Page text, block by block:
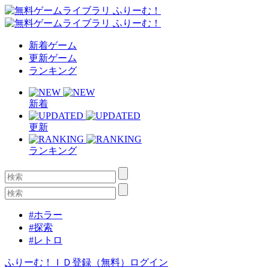
新着ゲーム
更新ゲーム
ランキング
新着
更新
ランキング
#ホラー
#探索
#レトロ
ふりーむ！ＩＤ登録（無料） ログイン